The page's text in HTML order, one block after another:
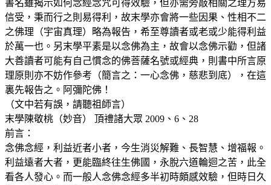
書名雖揭示如何念經念咒可得效驗，但亦需旁敲相關之理方易
信受，秉而行之則易得利，故末學亦會將一些因果、性相不二
之佛理（宇宙真理）略為報告，希至尊讀者或老或少能得利益
於萬一也。另末學平素是以念佛為主，故會以念佛示勸，但諸
大善讀者可能有自己慣念的佛菩薩名號或經典，則書中所言原
理原則亦不妨作參考（簡言之：一心念佛，慈悲到底），在這
裏先報告之。阿彌陀佛！
（文中若有誤，請聽祖師言）
末學陳敬桃（妙音） 頂禮諸大眾 2009、6、28
前言：
念佛念經，利益近者小者，今生消災解難、長智慧、增福報。
利益遠者大者，更能臨終往生佛國，永脫六道輪迴之苦，此全
看各人發心。而一般人念佛念經多半初時頗感效驗，但時日久